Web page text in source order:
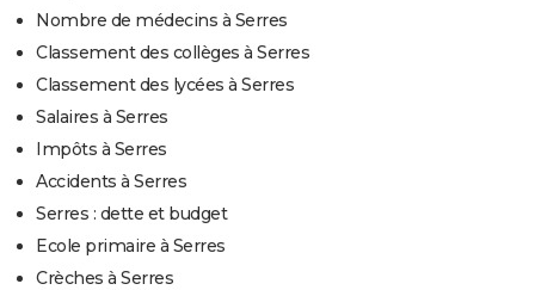
Nombre de médecins à Serres
Classement des collèges à Serres
Classement des lycées à Serres
Salaires à Serres
Impôts à Serres
Accidents à Serres
Serres : dette et budget
Ecole primaire à Serres
Crèches à Serres